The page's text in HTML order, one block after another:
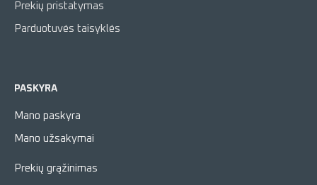
Prekių pristatymas
Parduotuvės taisyklės
PASKYRA
Mano paskyra
Mano užsakymai
Prekių grąžinimas